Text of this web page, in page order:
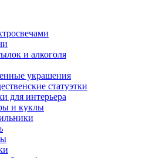
и алкоголя
украшения
статуэтки
для интерьера
и куклы